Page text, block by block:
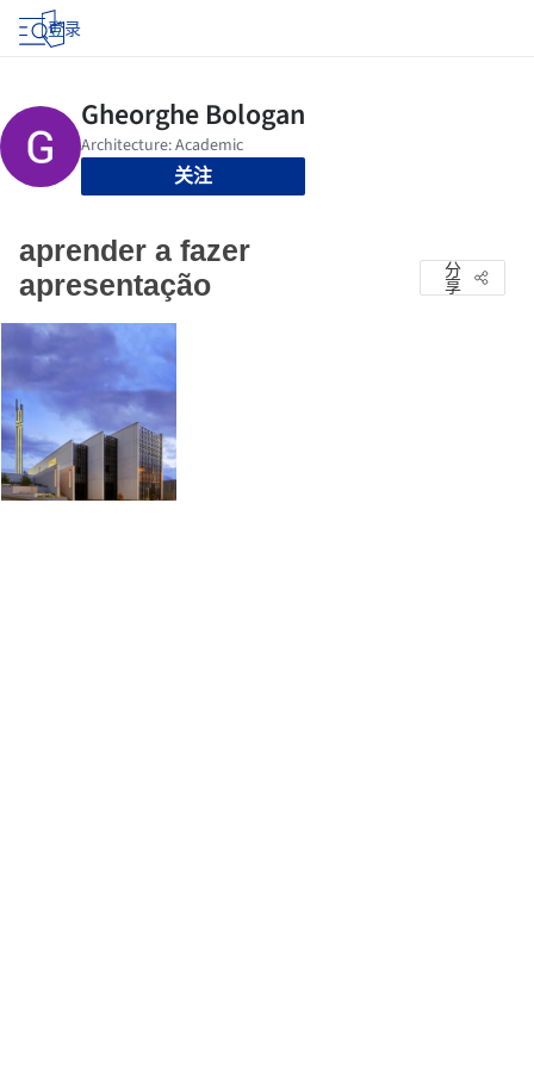
登录
关注
aprender a fazer
apresentação
分
享